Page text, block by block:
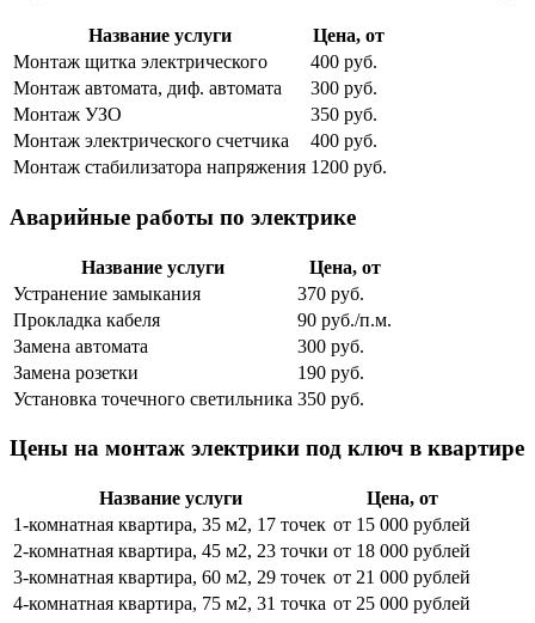
Название услуги
Цена, от
Монтаж щитка электрического
400 руб.
Монтаж автомата, диф. автомата
300 руб.
Монтаж УЗО
350 руб.
Монтаж электрического счетчика
400 руб.
Монтаж стабилизатора напряжения 1200 руб.
Аварийные работы по электрике
Название услуги
Цена, от
Устранение замыкания
370 руб.
Прокладка кабеля
90 руб./п.м.
Замена автомата
300 руб.
Замена розетки
190 руб.
Установка точечного светильника 350 руб.
Цены на монтаж электрики под ключ в квартире
Название услуги
Цена, от
1-комнатная квартира, 35 м2, 17 точек от 15 000 рублей
2-комнатная квартира, 45 м2, 23 точки от 18 000 рублей
3-комнатная квартира, 60 м2, 29 точек от 21 000 рублей
4-комнатная квартира, 75 м2, 31 точка от 25 000 рублей